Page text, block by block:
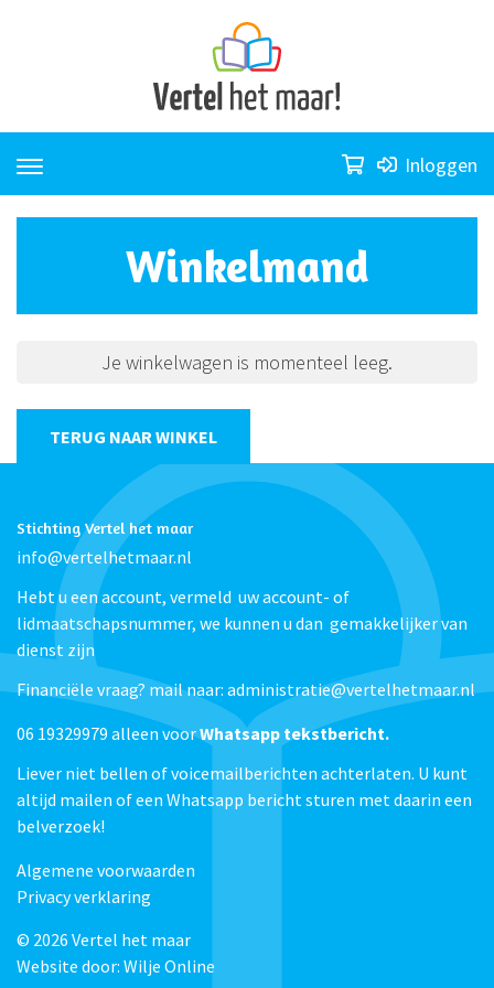
Inloggen
Winkelmand
Je winkelwagen is momenteel leeg.
TERUG NAAR WINKEL
Stichting Vertel het maar
info@vertelhetmaar.nl
Hebt u een account, vermeld uw account- of
lidmaatschapsnummer, we kunnen u dan gemakkelijker van
dienst zijn
Financiële vraag? mail naar: administratie@vertelhetmaar.nl
06 19329979 alleen voorWhatsapp tekstbericht.
Liever niet bellen of voicemailberichten achterlaten. U kunt
altijd mailen of een Whatsapp bericht sturen met daarin een
belverzoek!
Algemene voorwaarden
Privacy verklaring
© 2026 Vertel het maar
Website door: Wilje Online